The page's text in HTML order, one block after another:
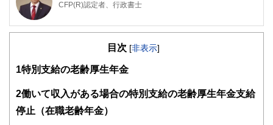
CFP(R)認定者、行政書士
宅地建物取引士試験合格者、損害保険代理店特級資格、自動
相続専門の行政書士、ＦＰ事務所です。書類の作成だけでな
に資産活用、相続トラブル予防のため積極的に「民事信託
いる。
の方のために、Web会議室を設置。
目次 [非表示]
1 特別支給の老齢厚生年金
2働いて収入がある場合の特別支給の老齢厚生年金支給
停止（在職老齢年金）